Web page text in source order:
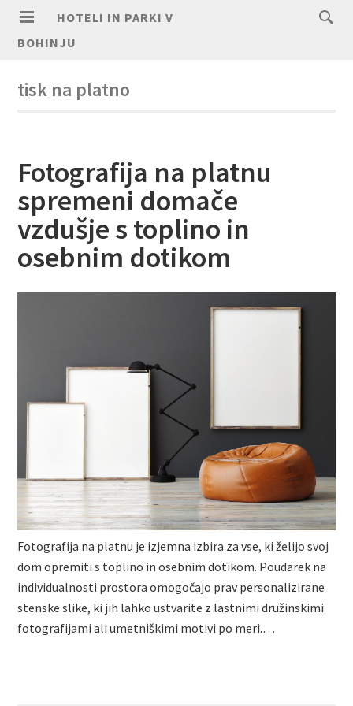
HOTELI IN PARKI V
BOHINJU
tisk na platno
Fotografija na platnu
spremeni domače
vzdušje s toplino in
osebnim dotikom
Fotografija na platnu je izjemna izbira za vse, ki želijo svoj
dom opremiti s toplino in osebnim dotikom. Poudarek na
individualnosti prostora omogočajo prav personalizirane
stenske slike, ki jih lahko ustvarite z lastnimi družinskimi
fotografijami ali umetniškimi motivi po meri.…